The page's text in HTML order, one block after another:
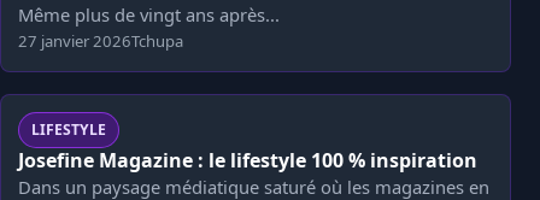
Même plus de vingt ans après...
27 janvier 2026Tchupa
LIFESTYLE
Josefine Magazine : le lifestyle 100 % inspiration
Dans un paysage médiatique saturé où les magazines en